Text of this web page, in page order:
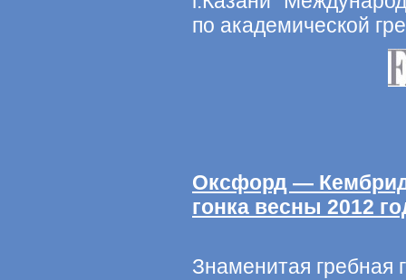
по академической
Оксфорд —
гонка весны 2012
Знаменитая гребная